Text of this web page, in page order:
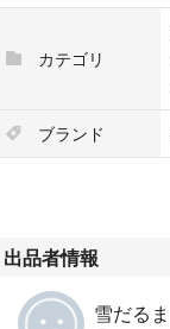
カテゴリ
ブランド
出品者情報
雪だるま